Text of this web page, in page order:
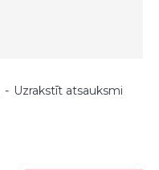
- Uzrakstīt atsauksmi